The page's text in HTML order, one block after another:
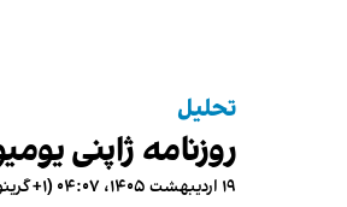
تحلیل
روزنامه ژاپنی
۱۹ اردیبهشت ۱۴۰۵، ۰۴:۰۷ (‎+۱ گرینویچ)